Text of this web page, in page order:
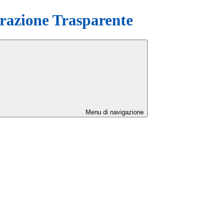
Trasparente
Menu di navigazione